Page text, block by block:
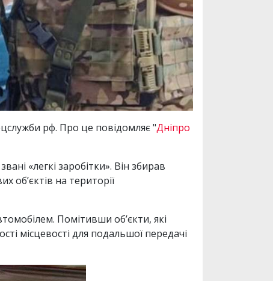
рф. Про це повідомляє "Дніпро
«легкі заробітки». Він збирав
об’єктів на території
Помітивши об’єкти, які
місцевості для подальшої передачі